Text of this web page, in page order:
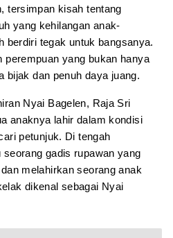
tersimpan kisah tentang
yang kehilangan anak-
berdiri tegak untuk bangsanya.
perempuan yang bukan hanya
bijak dan penuh daya juang.
Nyai Bagelen, Raja Sri
anaknya lahir dalam kondisi
petunjuk. Di tengah
gadis rupawan yang
melahirkan seorang anak
dikenal sebagai Nyai